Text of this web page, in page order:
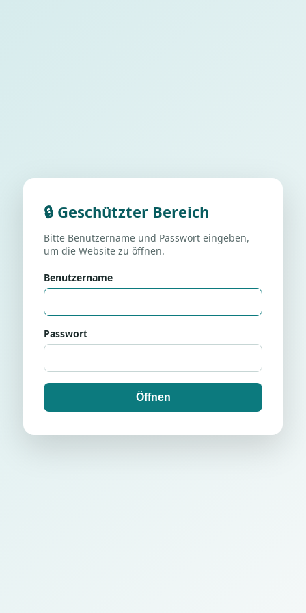
🔒 Geschützter Bereich
Bitte Benutzername und Passwort eingeben,
um die Website zu öffnen.
Benutzername
Passwort
Öffnen